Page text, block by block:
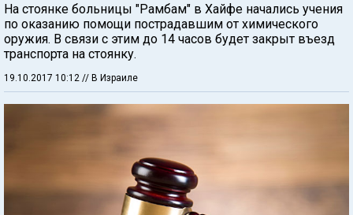
На стоянке больницы "Рамбам" в Хайфе начались учения
по оказанию помощи пострадавшим от химического
оружия. В связи с этим до 14 часов будет закрыт въезд
транспорта на стоянку.
19.10.2017 10:12 // В Израиле